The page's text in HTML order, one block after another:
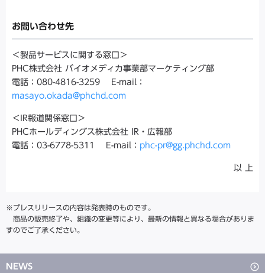
お問い合わせ先
＜製品サービスに関する窓口＞
PHC株式会社 バイオメディカ事業部マーケティング部
電話：080-4816-3259 E-mail：
masayo.okada@phchd.com
＜IR報道関係窓口＞
PHCホールディングス株式会社 IR・広報部
電話：03-6778-5311 E-mail： phc-pr@gg.phchd.com
以 上
※プレスリリースの内容は発表時のものです。
商品の販売終了や、組織の変更等により、最新の情報と異なる場合がありま
すのでご了承ください。
NEWS